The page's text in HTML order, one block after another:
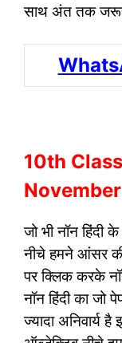
साथ अंत तक जरूर
10th
जो भी नॉन हिंदी के
नीचे हमने आंसर
पर क्लिक करके
नॉन हिंदी का जो
ज्यादा अनिवार्य